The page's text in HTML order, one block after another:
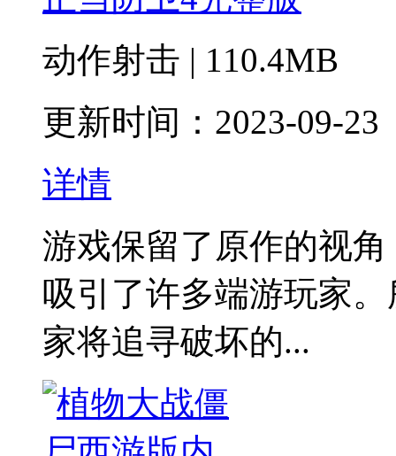
动作射击 | 110.4MB
更新时间：2023-09-23
详情
游戏保留了原作的视
吸引了许多端游玩家
家将追寻破坏的...